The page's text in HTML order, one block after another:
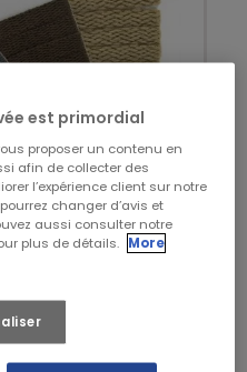
est primordial
proposer un contenu en
afin de collecter des
l’expérience client sur notre
changer d’avis et
aussi consulter notre
plus de détails. More